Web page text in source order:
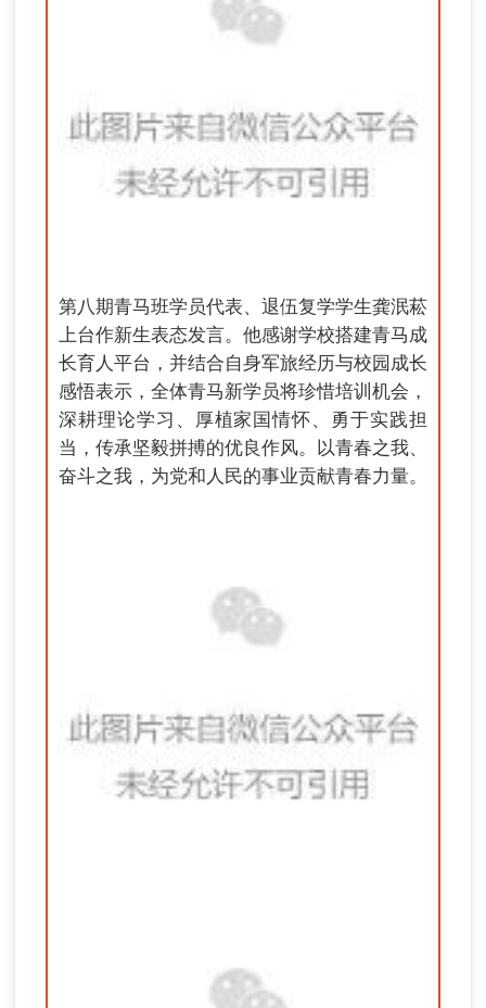
第八期青马班学员代表、退伍复学学生龚泯菘
上台作新生表态发言。他感谢学校搭建青马成
长育人平台，并结合自身军旅经历与校园成长
感悟表示，全体青马新学员将珍惜培训机会，
深耕理论学习、厚植家国情怀、勇于实践担
当，传承坚毅拼搏的优良作风。以青春之我、
奋斗之我，为党和人民的事业贡献青春力量。